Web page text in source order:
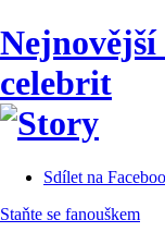
Nejnovější
celebrit
Sdílet na
Staňte se fanouškem